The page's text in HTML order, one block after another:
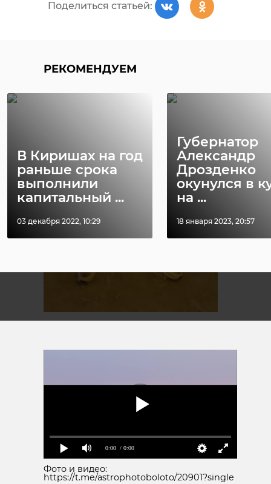
Поделиться статьей:
РЕКОМЕНДУЕМ
В Киришах на год
раньше срока
выполнили
капитальный ...
03 декабря 2022, 10:29
Губернатор
Александр
Дрозденко
окунулся в
на ...
18 января 2023, 20:57
0:00 / 0:00
Фото и видео:
https://t.me/astrophotoboloto/20901?single
Затем наряд вернулся на маршрут
задержание